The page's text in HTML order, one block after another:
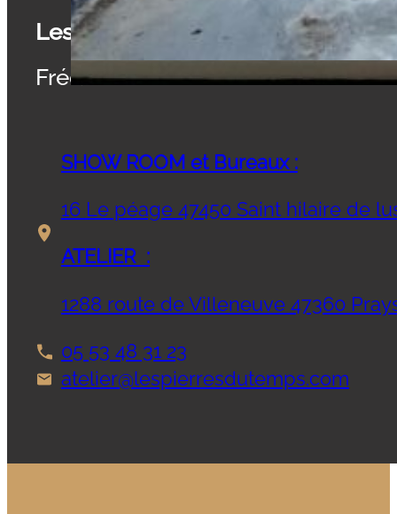
Les Pierres du Temps
Frédéric RUDELLE
SHOW ROOM et Bureaux :
16 Le péage 47450 Saint hilaire de
ATELIER :
1288 route de Villeneuve 47360
05 53 48 31 23
atelier@lespierresdutemps.com